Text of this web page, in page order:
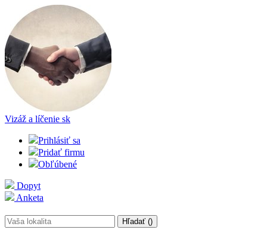
Vizáž a líčenie sk
Prihlásiť sa
Pridať firmu
Obľúbené
Dopyt
Anketa
Hľadať ()